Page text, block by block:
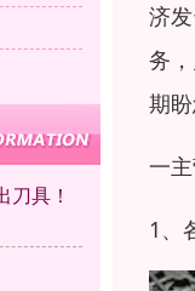
具！
济
务
期
一
1、